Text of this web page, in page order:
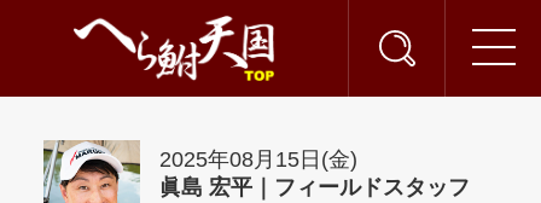
2025年08月15日(金)
眞島 宏平｜フィールドスタッフ